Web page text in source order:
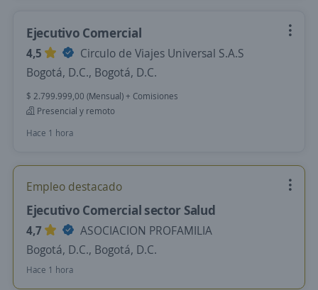
Ejecutivo Comercial
4,5
Circulo de Viajes Universal S.A.S
Bogotá, D.C., Bogotá, D.C.
$ 2.799.999,00 (Mensual) + Comisiones
Presencial y remoto
Hace 1 hora
Empleo destacado
Ejecutivo Comercial sector Salud
4,7
ASOCIACION PROFAMILIA
Bogotá, D.C., Bogotá, D.C.
Hace 1 hora